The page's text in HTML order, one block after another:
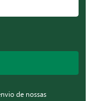
de nossas